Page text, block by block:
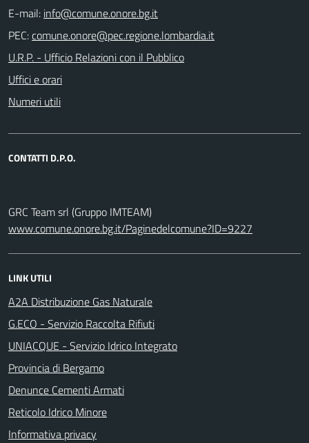
E-mail:
PEC:
U.R.P. - Ufficio Relazioni con il Pubblico
Uffici e orari
Numeri utili
CONTATTI D.P.O.
GRC Team srl (Gruppo IMTEAM)
www.comune.onore.bg.it/Paginedelcomune?ID=9227
LINK UTILI
A2A Distribuzione Gas Naturale
G.ECO - Servizio Raccolta Rifiuti
UNIACQUE - Servizio Idrico Integrato
Provincia di Bergamo
Denunce Cementi Armati
Reticolo Idrico Minore
Informativa privacy